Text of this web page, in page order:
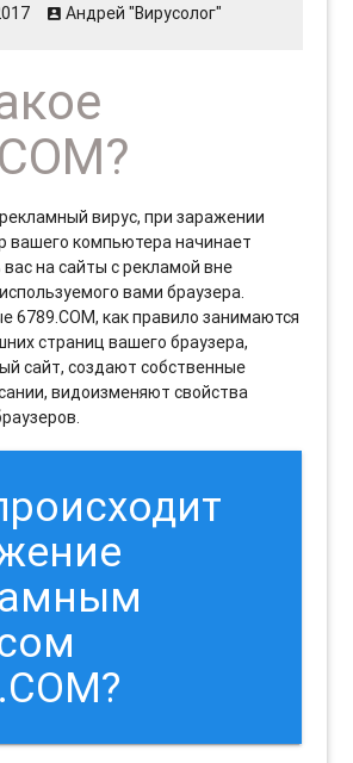
Андрей "Вирусолог"
вирус, при заражении
вашего компьютера начинает
на сайты с рекламой вне
вами браузера.
6789.COM, как правило занимаются
страниц вашего браузера,
сайт, создают собственные
видоизменяют свойства